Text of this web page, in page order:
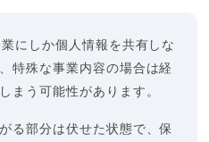
にしか個人情報を共有しな
特殊な事業内容の場合は経
まう可能性があります。
る部分は伏せた状態で、保